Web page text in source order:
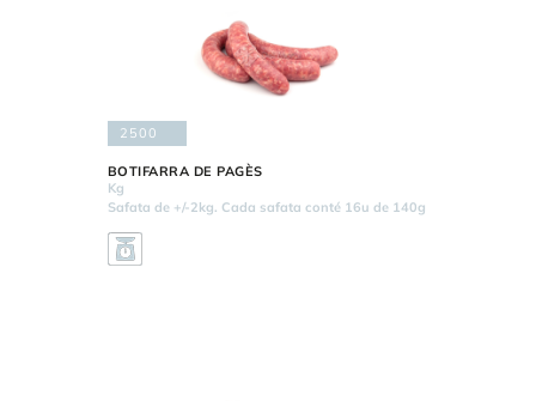
2500
BOTIFARRA DE PAGÈS
Kg
Safata de +/-2kg. Cada safata conté 16u de 140g